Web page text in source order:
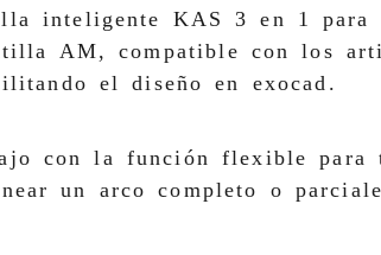
inteligente KAS 3 en 1 para
AM, compatible con los
el diseño en exocad.
con la función flexible para
un arco completo o